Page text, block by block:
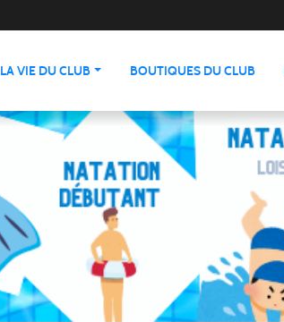
LA VIE DU CLUB BOUTIQUES DU CLUB